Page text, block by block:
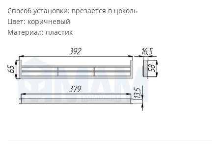
Способ установки: врезается в цоколь
Цвет: коричневый
Материал: пластик